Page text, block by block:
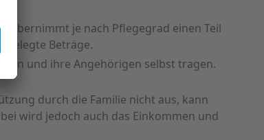
übernimmt je nach Pflegegrad einen Teil
Beträge.
und ihre Angehörigen selbst tragen.
durch die Familie nicht aus, kann
wird jedoch auch das Einkommen und